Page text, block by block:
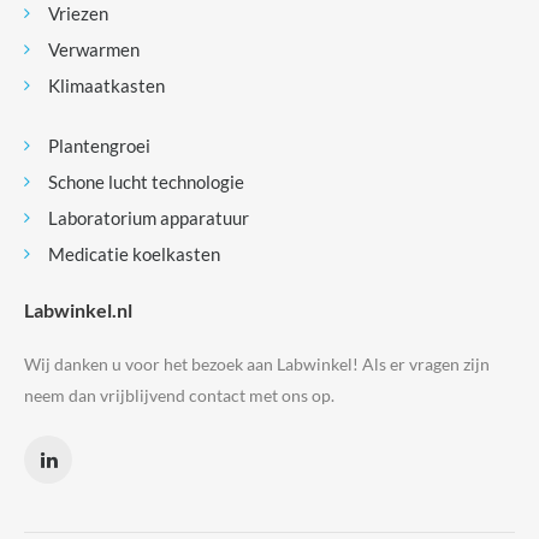
Vriezen
Verwarmen
Klimaatkasten
Plantengroei
Schone lucht technologie
Laboratorium apparatuur
Medicatie koelkasten
Labwinkel.nl
Wij danken u voor het bezoek aan Labwinkel! Als er vragen zijn
neem dan vrijblijvend contact met ons op.